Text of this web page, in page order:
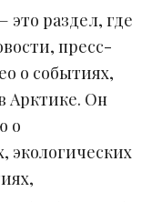
раздел, где
пресс-
о событиях,
Арктике. Он
о
экологических